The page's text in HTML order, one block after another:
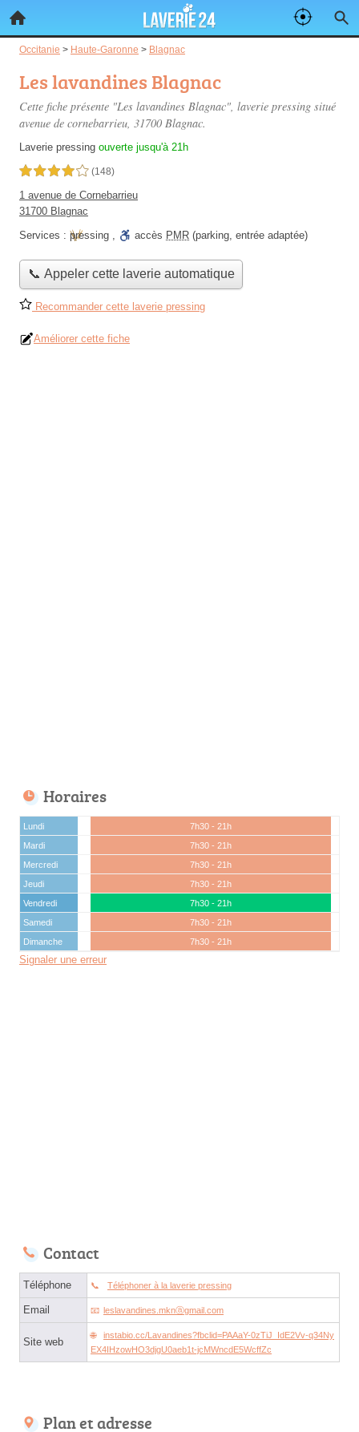
Occitanie > Haute-Garonne > Blagnac
Les lavandines Blagnac
Cette fiche présente "Les lavandines Blagnac", laverie pressing situé
avenue de cornebarrieu, 31700 Blagnac.
Laverie pressing ouverte jusqu'à 21h
4,0 étoiles sur 5 (148)
1 avenue de Cornebarrieu
31700 Blagnac
Services : pressing , accès PMR (parking, entrée adaptée)
📞 Appeler cette laverie automatique
Recommander cette laverie pressing
Améliorer cette fiche
Horaires
Lundi
7h30 - 21h
Mardi
7h30 - 21h
Mercredi
7h30 - 21h
Jeudi
7h30 - 21h
Vendredi
7h30 - 21h
Samedi
7h30 - 21h
Dimanche
7h30 - 21h
Signaler une erreur
Contact
Téléphone Téléphoner à la laverie pressing
Email leslavandines.mknⓐgmail.com
Site web
instabio.cc/Lavandines?fbclid=PAAaY-0zTiJ_IdE2Vv-q34Ny
EX4IHzowHO3djgU0aeb1t-jcMWncdE5WcffZc
Plan et adresse